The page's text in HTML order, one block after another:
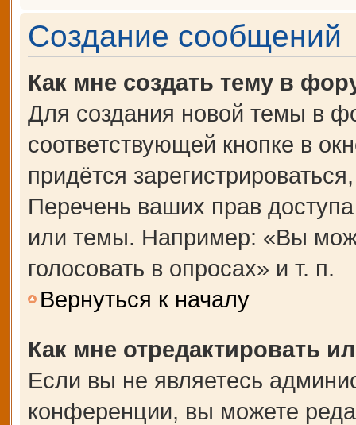
Создание сообщений
Как мне создать тему в
Для создания новой темы в
соответствующей кнопке в
придётся
Перечень ваших прав
или темы. Например: «Вы
голосовать в опросах» и т. п.
Вернуться к началу
Как мне отредактировать
Если вы не являетесь
конференции, вы можете